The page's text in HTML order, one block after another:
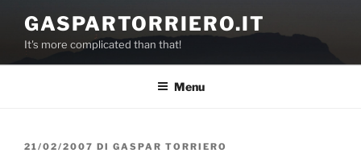
contenuto
GASPARTORRIERO.IT
It's more complicated than that!
Menu
PUBBLICATO
21/02/2007 DI GASPAR TORRIERO